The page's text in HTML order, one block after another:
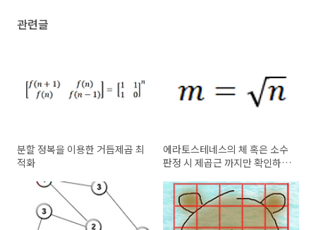
관련글
분할 정복을 이용한 거듭제곱 최
적화
에라토스테네스의 체 혹은 소수
판정 시 제곱근 까지만 확인하면